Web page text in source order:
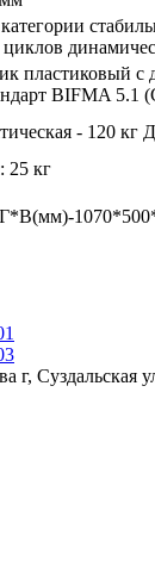
циклов
пластиковый с
BIFMA
- 120 кг
25 кг
г, Суздальская